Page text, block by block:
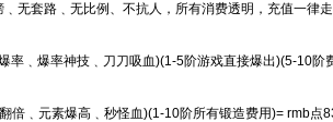
﹑无套路﹑无比例、不抗人，所有消费透明，充值一律
率﹑爆率神技﹑刀刀吸血)(1-5阶游戏直接爆出)(5-10阶
倍﹑元素爆高﹑秒怪血)(1-10阶所有锻造费用)= rmb点